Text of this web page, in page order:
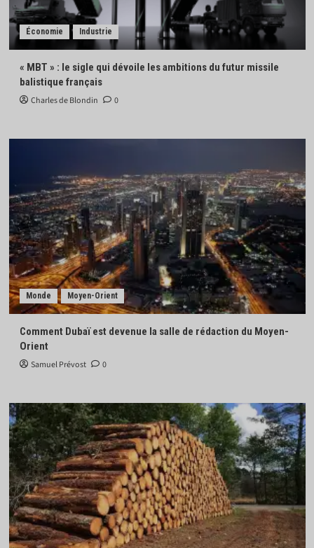
Économie Industrie
« MBT » : le sigle qui dévoile les ambitions du futur missile
balistique français
Charles de Blondin 0
Monde Moyen-Orient
Comment Dubaï est devenue la salle de rédaction du Moyen-
Orient
Samuel Prévost 0